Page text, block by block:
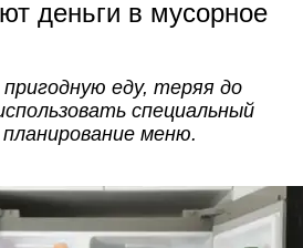
деньги в мусорное
еду, теряя до
специальный
меню.